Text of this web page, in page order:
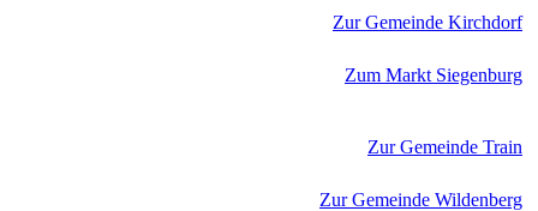
Zur Gemeinde Kirchdorf
Zum Markt Siegenburg
Zur Gemeinde Train
Zur Gemeinde Wildenberg